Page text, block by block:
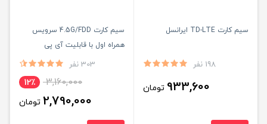
سیم کارت TD-LTE ایرانسل
198 نفر
933,600 تومان
سیم کارت 4.5G/FDD سرویس
همراه اول با قابلیت آی پی
استاتیک (مخصوص مودم )
303 نفر
3,160,000 12٪
2,790,000 تومان